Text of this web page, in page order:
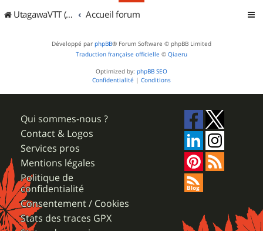
UtagawaVTT (Randos VTT et VTTAE avec traces GPS) Accueil forum
Développé par phpBB® Forum Software © phpBB Limited
Traduction française officielle © Qiaeru
Optimized by: phpBB SEO
Confidentialité | Conditions
Qui sommes-nous ?
Contact & Logos
Services pros
Mentions légales
Politique de
confidentialité
Consentement / Cookies
Stats des traces GPX